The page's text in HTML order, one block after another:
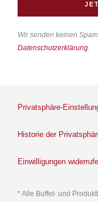
Wir senden keinen
Datenschutzerklärung.
Privatsphäre-
Historie der
Einwilligungen
* Alle Buffet- und